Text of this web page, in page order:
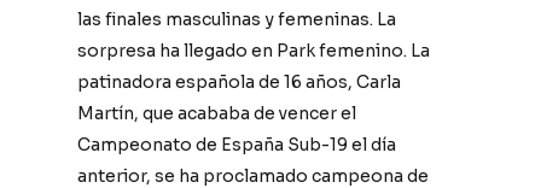
las finales masculinas y femeninas. La
sorpresa ha llegado en Park femenino. La
patinadora española de 16 años, Carla
Martín, que acababa de vencer el
Campeonato de España Sub-19 el día
anterior, se ha proclamado campeona de